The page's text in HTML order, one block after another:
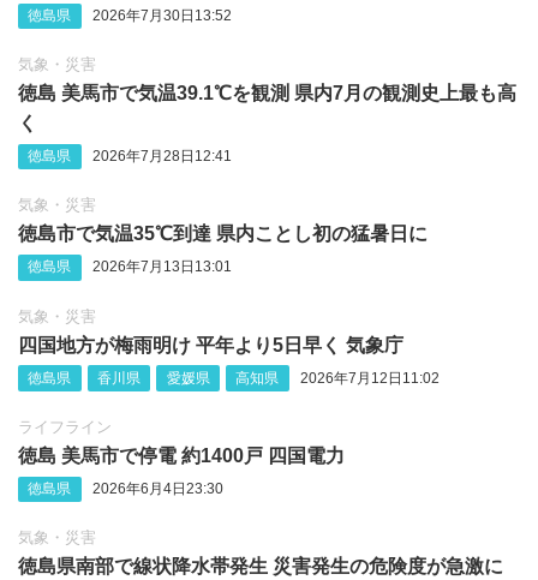
徳島県 2026年7月30日13:52
気象・災害
徳島 美馬市で気温39.1℃を観測 県内7月の観測史上最も高
く
徳島県 2026年7月28日12:41
気象・災害
徳島市で気温35℃到達 県内ことし初の猛暑日に
徳島県 2026年7月13日13:01
気象・災害
四国地方が梅雨明け 平年より5日早く 気象庁
徳島県 香川県 愛媛県 高知県 2026年7月12日11:02
ライフライン
徳島 美馬市で停電 約1400戸 四国電力
徳島県 2026年6月4日23:30
気象・災害
徳島県南部で線状降水帯発生 災害発生の危険度が急激に